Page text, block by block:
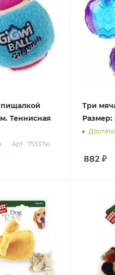
Арт.: 75337ю
Три
882 ₽